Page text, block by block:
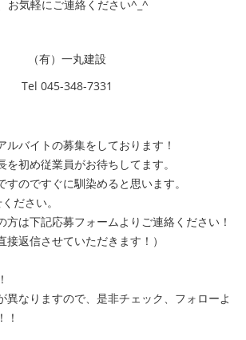
お気軽にご連絡ください^_^
（有）一丸建設
Tel 045-348-7331
ルバイトの募集をしております！
初め従業員がお待ちしてます。
のですぐに馴染めると思います。
ださい。
方は下記応募フォームよりご連絡ください！
接返信させていただきます！）
異なりますので、是非チェック、フォローよ
！